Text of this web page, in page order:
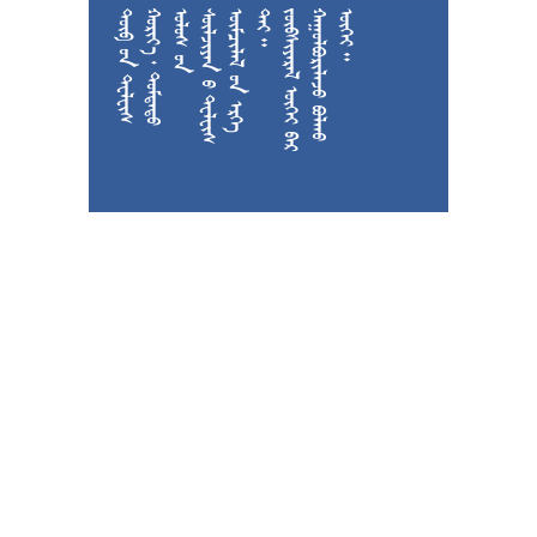

































































  






































 